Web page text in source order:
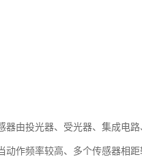
由投光器、受光器、集成电路
作频率较高、多个传感器相